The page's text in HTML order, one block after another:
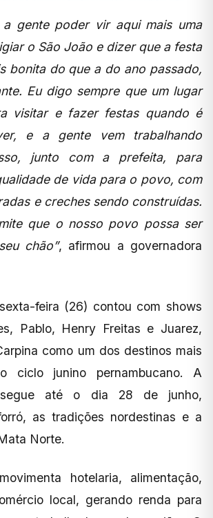
gente poder vir aqui mais uma
o São João e dizer que a festa
bonita do que a do ano passado,
Eu digo sempre que um lugar
visitar e fazer festas quando é
e a gente vem trabalhando
junto com a prefeita, para
de vida para o povo, com
e creches sendo construídas.
que o nosso povo possa ser
chão”, afirmou a governadora
feira (26) contou com shows
Pablo, Henry Freitas e Juarez,
como um dos destinos mais
ciclo junino pernambucano. A
segue até o dia 28 de junho,
as tradições nordestinas e a
Norte.
hotelaria, alimentação,
local, gerando renda para